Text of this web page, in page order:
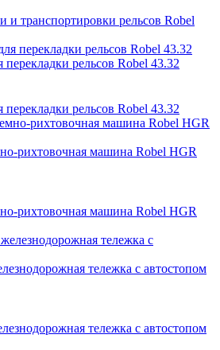
и транспортировки рельсов Robel
рельсов Robel 43.32
рельсов Robel 43.32
рихтовочная машина Robel HGR
рихтовочная машина Robel HGR
тележка с автостопом
тележка с автостопом